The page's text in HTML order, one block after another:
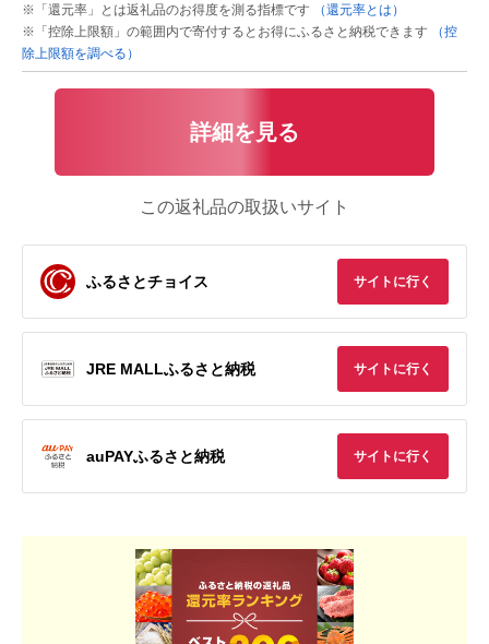
※「還元率」とは返礼品のお得度を測る指標です
（還元率とは）
※「控除上限額」の範囲内で寄付するとお得にふるさと納税できます
（控
除上限額を調べる）
詳細を見る
この返礼品の取扱いサイト
ふるさとチョイス サイトに行く
JRE MALLふるさと納税 サイトに行く
auPAYふるさと納税 サイトに行く